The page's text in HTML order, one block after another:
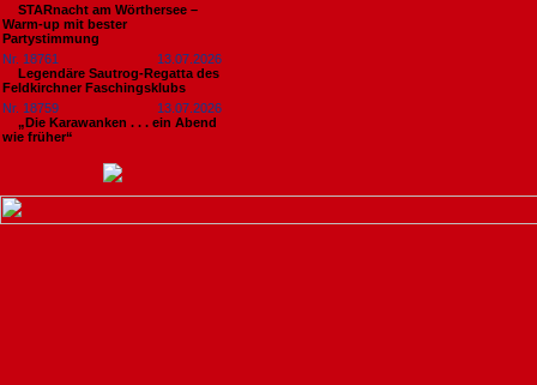
STARnacht am Wörthersee –
Warm-up mit bester
Partystimmung
Nr. 18761
13.07.2026
Legendäre Sautrog-Regatta des
Feldkirchner Faschingsklubs
Nr. 18759
13.07.2026
„Die Karawanken . . . ein Abend
wie früher“